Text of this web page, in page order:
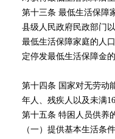
第十三条 最低生活保障
县级人民政府民政部门
最低生活保障家庭的人
定停发最低生活保障金
第十四条 国家对无劳动
年人、残疾人以及未满
第十五条 特困人员供养
（一）提供基本生活条